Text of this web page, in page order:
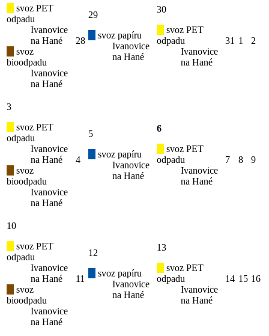
svoz PET
odpadu
Ivanovice
na Hané
svoz
bioodpadu
Ivanovice
na Hané
28
29
svoz papíru
Ivanovice
na Hané
30
svoz PET
odpadu
Ivanovice
na Hané
31 1 2
3
svoz PET
odpadu
Ivanovice
na Hané
svoz
bioodpadu
Ivanovice
na Hané
4
5
svoz papíru
Ivanovice
na Hané
6
svoz PET
odpadu
Ivanovice
na Hané
7 8 9
10
svoz PET
odpadu
Ivanovice
na Hané
svoz
bioodpadu
Ivanovice
na Hané
11
12
svoz papíru
Ivanovice
na Hané
13
svoz PET
odpadu
Ivanovice
na Hané
14 15 16